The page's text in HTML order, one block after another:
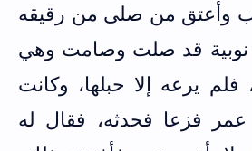
وأعتق من صلى من رقيقه
نوبية قد صلت وصامت وهي
فلم يرعه إلا حبلها، وكانت
عمر فزعا فحدثه، فقال له